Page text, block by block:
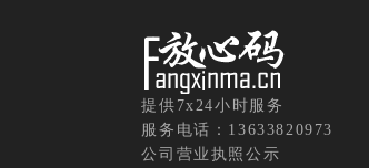
提供7x24小时服务
服务电话：13633820973
公司营业执照公示